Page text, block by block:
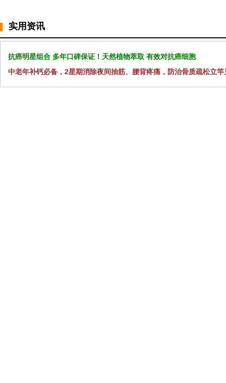
实用资讯
抗癌明星组合 多年口碑保证！天然植物萃取 有效对抗癌细胞
中老年补钙必备，2星期消除夜间抽筋、腰背疼痛，防治骨质疏松立竿